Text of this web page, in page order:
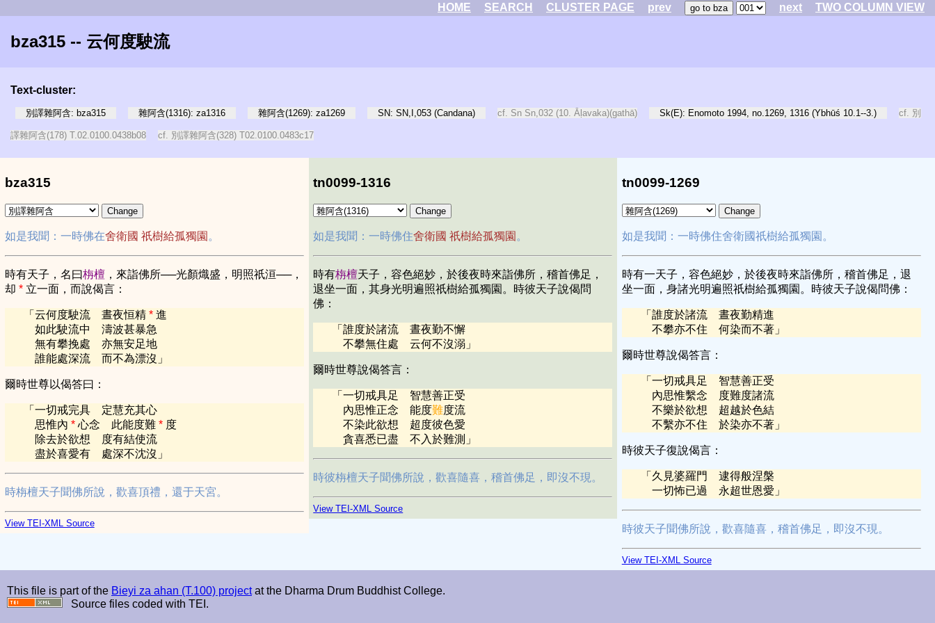
HOME SEARCH CLUSTER PAGE prev next TWO COLUMN VIEW
bza315 -- 云何度駛流
Text-cluster:
別譯雜阿含: bza315 雜阿含(1316): za1316 雜阿含(1269): za1269 SN: SN,I,053 (Candana) cf. Sn Sn,032 (10. Āḷavaka)(gathā) Sk(E): Enomoto 1994, no.1269, 1316 (Ybhūś 10.1--3.) cf. 別
譯雜阿含(178) T.02.0100.0438b08 cf. 別譯雜阿含(328) T02.0100.0483c17
bza315
如是我聞：一時佛在舍衛國 祇樹給孤獨園 。
時有天子，名曰栴檀，來詣佛所──光顏熾盛，明照祇洹──，
却 * 立一面，而說偈言：
「 云何度駛流 晝夜恒精* 進
如此駛流中 濤波甚暴急
無有攀挽處 亦無安足地
誰能處深流 而不為漂沒 」
爾時世尊以偈答曰：
「 一切戒完具 定慧充其心
思惟內 * 心念 此能度難* 度
除去於欲想 度有結使流
盡於喜愛有 處深不沈沒 」
時栴檀天子聞佛所說，歡喜頂禮，還于天宮。
View TEI-XML Source
tn0099-1316
如是我聞：一時佛住舍衛國 祇樹給孤獨園 。
時有栴檀天子，容色絕妙，於後夜時來詣佛所，稽首佛足，
退坐一面，其身光明遍照祇樹給孤獨園。時彼天子說偈問
佛：
「誰度於諸流 晝夜勤不懈
不攀無住處 云何不沒溺 」
爾時世尊說偈答言：
「一切戒具足 智慧善正受
內思惟正念 能度難度流
不染此欲想 超度彼色愛
貪喜悉已盡 不入於難測 」
時彼栴檀天子聞佛所說，歡喜隨喜，稽首佛足，即沒不現。
View TEI-XML Source
tn0099-1269
如是我聞：一時佛住舍衛國祇樹給孤獨園。
時有一天子，容色絕妙，於後夜時來詣佛所，稽首佛足，退
坐一面，身諸光明遍照祇樹給孤獨園。時彼天子說偈問佛：
「 誰度於諸流 晝夜勤精進
不攀亦不住 何染而不著」
爾時世尊說偈答言：
「 一切戒具足 智慧善正受
內思惟繫念 度難度諸流
不樂於欲想 超越於色結
不繫亦不住 於染亦不著」
時彼天子復說偈言：
「 久見婆羅門 逮得般涅槃
一切怖已過 永超世恩愛 」
時彼天子聞佛所說，歡喜隨喜，稽首佛足，即沒不現。
View TEI-XML Source
This file is part of the Bieyi za ahan (T.100) projectat the Dharma Drum Buddhist College.
Source files coded with TEI.